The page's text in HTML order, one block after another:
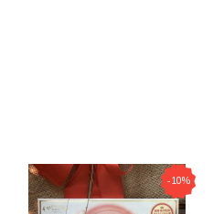
-10%